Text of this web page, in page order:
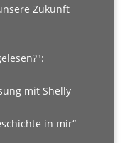
Zukunft
mit Shelly
in mir“